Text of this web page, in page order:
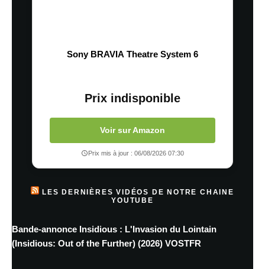
Sony BRAVIA Theatre System 6
Prix indisponible
Voir sur Amazon
Prix mis à jour : 06/08/2026 07:30
LES DERNIÈRES VIDÉOS DE NOTRE CHAINE
YOUTUBE
Bande-annonce Insidious : L'Invasion du Lointain
(Insidious: Out of the Further) (2026) VOSTFR